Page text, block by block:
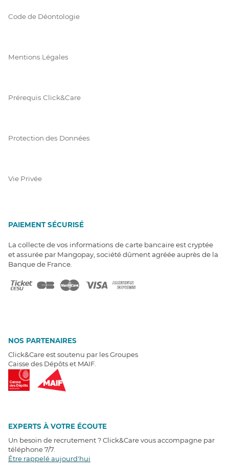
Code de Déontologie
Mentions Légales
Prérequis Click&Care
Protection des Données
Vie Privée
PAIEMENT SÉCURISÉ
La collecte de vos informations de carte bancaire est cryptée
et assurée par Mangopay, société dûment agréée auprès de la
Banque de France.
NOS PARTENAIRES
Click&Care est soutenu par les Groupes
Caisse des Dépôts et MAIF.
EXPERTS À VOTRE ÉCOUTE
Un besoin de recrutement ? Click&Care vous accompagne par
téléphone 7/7
Être rappelé aujourd'hui